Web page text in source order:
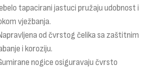
tapacirani jastuci pružaju udobnost i
vježbanja.
od čvrstog čelika sa zaštitnim
i koroziju.
nogice osiguravaju čvrsto